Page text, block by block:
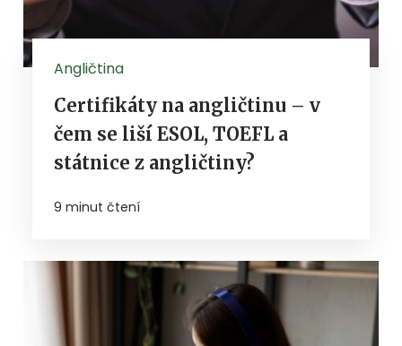
Angličtina
Certifikáty na angličtinu – v
čem se liší ESOL, TOEFL a
státnice z angličtiny?
9 minut čtení